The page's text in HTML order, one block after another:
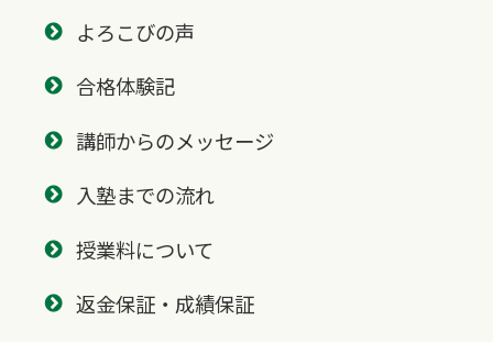
よろこびの声
合格体験記
講師からのメッセージ
入塾までの流れ
授業料について
返金保証・成績保証